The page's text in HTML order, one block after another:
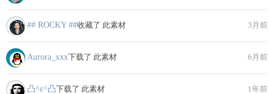
## ROCKY ##收藏了 此素材 3月前
Aurora_xxx下载了 此素材 6月前
凸^ε^凸下载了 此素材 1年前